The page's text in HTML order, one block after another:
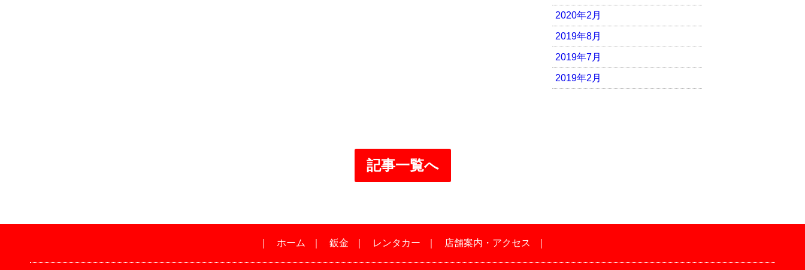
2020年2月
2019年8月
2019年7月
2019年2月
記事一覧へ
ホーム 鈑金 レンタカー 店舗案内・アクセス